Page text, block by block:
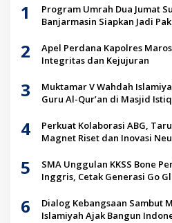
1
Program Umrah Dua Jumat
Banjarmasin Siapkan Jadi
2
Apel Perdana Kapolres
Integritas dan Kejujuran
3
Muktamar V Wahdah
Guru Al-Qur’an di Masjid
4
Perkuat Kolaborasi ABG,
Magnet Riset dan Inovasi
5
SMA Unggulan KKSS Bone
Inggris, Cetak Generasi Go
6
Dialog Kebangsaan Sambut
Islamiyah Ajak Bangun